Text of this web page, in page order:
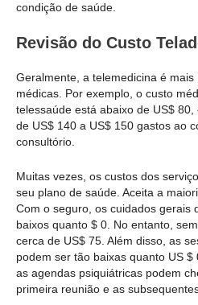
condição de saúde.
Revisão do Custo
Geralmente, a telemedicina é
médicas. Por exemplo, o custo
telessaúde está abaixo de US$
de US$ 140 a US$ 150 gastos ao
consultório.
Muitas vezes, os custos dos
seu plano de saúde. Aceita a
Com o seguro, os cuidados gerais
baixos quanto $ 0. No entanto,
cerca de US$ 75. Além disso, as
podem ser tão baixas quanto US
as agendas psiquiátricas podem
primeira reunião e as